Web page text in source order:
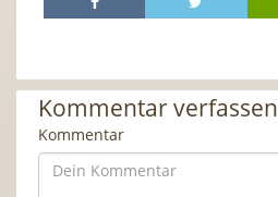
Kommentar verfassen
Kommentar